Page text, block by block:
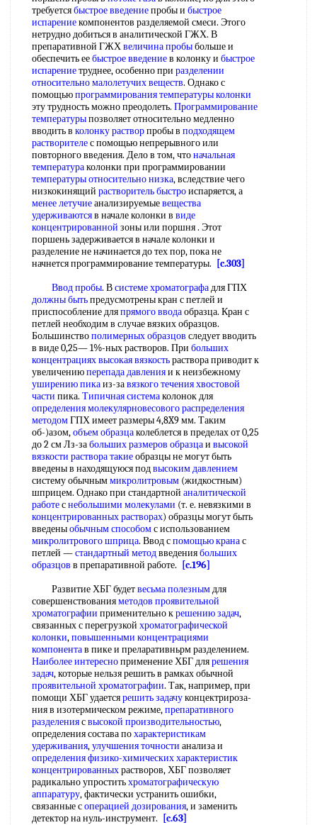
требуетсябыстрое введениепробы и быстрое
испарениекомпонентов разделяемой смеси. Этого
нетрудно добиться в аналитической ГЖХ. В
препаративной ГЖХвеличина пробыбольше и
обеспечить еебыстрое введениев колонку и быстрое
испарениетруднее, особенно при разделении
относительномалолетучих веществ. Однако с
помощьюпрограммирования температуры колонки
эту трудность можно преодолеть. Программирование
температурыпозволяет относительно медленно
вводить в колонку растворпробы в подходящем
растворителес помощью непрерывного или
повторного введения. Дело в том, чтоначальная
температураколонки при программировании
температуры относительно низка, вследствие чего
низкокинящий растворитель быстроиспаряется, а
менее летучиеанализируемыевещества
удерживаютсяв начале колонки в виде
концентрированной зоны или поршня . Этот
поршень задерживается в начале колонки и
разделение не начинается до тех пор, пока не
начнется программирование температуры.
[c.303]
Ввод пробы. Всистеме хроматографадля ГПХ
должны бытьпредусмотрены кран с петлей и
приспособление дляпрямого вводаобразца. Кран с
петлей необходим в случае вязких образцов.
Большинствополимерных образцов следует вводить
в виде 0,25— 1%-ных растворов. При больших
концентрацияхвысокая вязкостьраствора приводит к
увеличениюперепада давленияи к неизбежному
уширению пикаиз-завязкого теченияхвостовой
части пика. Типичная системаколонок для
определения молекулярновесового распределения
методомГПХ имеет размеры 4,8X9 мм. Таким
об-)азом,объем образцаколеблется в пределах от 0,25
до 2 см Лз-забольших размеров образцаи высокой
вязкости раствора такиеобразцы не могут быть
введены в находящуюся подвысоким давлением
систему обычныммикролитровым (жидкостным)
шприцем. Однако при стандартной аналитической
работеснебольшими молекулами (т. е. невязкими в
концентрированных растворах) образцы могут быть
введеныобычным способомс использованием
микролитрового шприца. Ввод спомощью кранас
петлей —стандартный методвведениябольших
образцов в препаративной работе.
[c.196]
Развитие ХБГ будетвесьма полезнымдля
совершенствованияметодов проявительной
хроматографии применительно крешению задач,
связанных с перегрузкой хроматографической
колонки,повышенными концентрациями
компонентав пике и преларативньрм разделением.
Наиболее интересноприменение ХБГ длярешения
задач, которые нельзя решить в рамках обычной
проявительной хроматографии. Так, например, при
помощи ХБГ удаетсярешить задачуконцектрироза-
ния в изотермическом режиме,препаративного
разделениясвысокой производительностью,
определения состава похарактеристикам
удерживания,улучшения точности анализа и
определения физико-химическиххарактеристик
концентрированныхрастворов, ХБГ позволяет
радикально упроститьхроматографическую
аппаратуру, фактически устранить ошибки,
связанные соперацией дозирования, и заменить
детектор на нуль-инструмент.
[c.63]